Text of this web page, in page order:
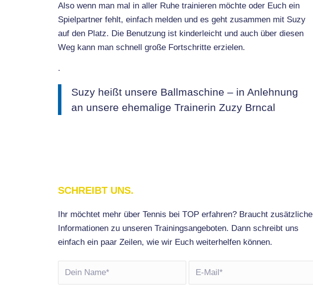
Also wenn man mal in aller Ruhe trainieren möchte oder Euch ein
Spielpartner fehlt, einfach melden und es geht zusammen mit Suzy
auf den Platz. Die Benutzung ist kinderleicht und auch über diesen
Weg kann man schnell große Fortschritte erzielen.
.
Suzy heißt unsere Ballmaschine – in Anlehnung
an unsere ehemalige Trainerin Zuzy Brncal
SCHREIBT UNS.
Ihr möchtet mehr über Tennis bei TOP erfahren? Braucht zusätzliche
Informationen zu unseren Trainingsangeboten. Dann schreibt uns
einfach ein paar Zeilen, wie wir Euch weiterhelfen können.